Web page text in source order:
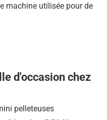
machine utilisée pour de
d'occasion chez
pelleteuses